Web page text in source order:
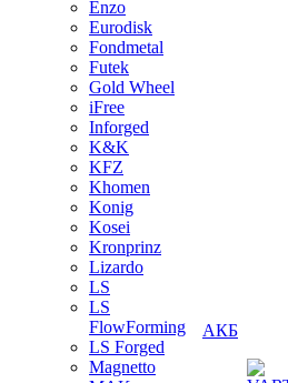
Enzo
Eurodisk
Fondmetal
Futek
Gold Wheel
iFree
Inforged
K&K
KFZ
Khomen
Konig
Kosei
Kronprinz
Lizardo
LS
LS
FlowForming
LS Forged
Magnetto
АКБ